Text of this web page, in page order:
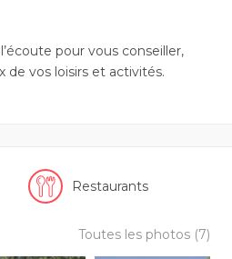
pour vous conseiller,
de vos loisirs et activités.
Restaurants
Toutes les photos (7)